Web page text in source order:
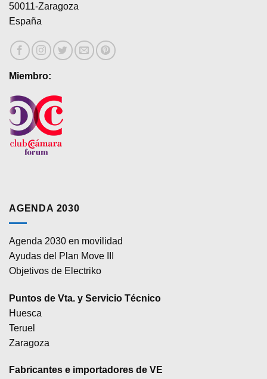
50011-Zaragoza
España
Miembro:
AGENDA 2030
Agenda 2030 en movilidad
Ayudas del Plan Move III
Objetivos de Electriko
Puntos de Vta. y Servicio Técnico
Huesca
Teruel
Zaragoza
Fabricantes e importadores de VE